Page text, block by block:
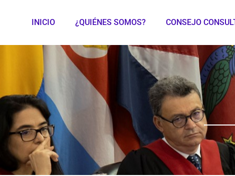
INICIO ¿QUIÉNES SOMOS? CONSEJO